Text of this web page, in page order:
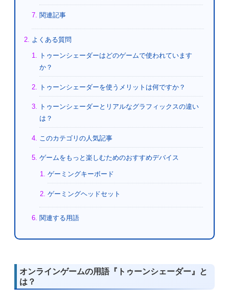
関連記事
よくある質問
トゥーンシェーダーはどのゲームで使われています
か？
トゥーンシェーダーを使うメリットは何ですか？
トゥーンシェーダーとリアルなグラフィックスの違い
は？
このカテゴリの人気記事
ゲームをもっと楽しむためのおすすめデバイス
ゲーミングキーボード
ゲーミングヘッドセット
関連する用語
オンラインゲームの用語『トゥーンシェーダー』と
は？